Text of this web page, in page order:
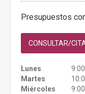
Presupuestos
CONSULTAR/
Lunes
Martes
Miércoles